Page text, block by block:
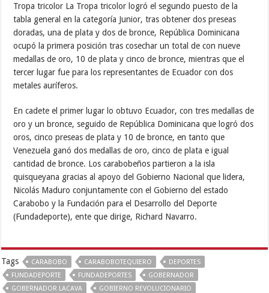
Tropa tricolor La Tropa tricolor logró el segundo puesto de la
tabla general en la categoría Junior, tras obtener dos preseas
doradas, una de plata y dos de bronce, República Dominicana
ocupó la primera posición tras cosechar un total de con nueve
medallas de oro, 10 de plata y cinco de bronce, mientras que el
tercer lugar fue para los representantes de Ecuador con dos
metales auríferos.
En cadete el primer lugar lo obtuvo Ecuador, con tres medallas de
oro y un bronce, seguido de República Dominicana que logró dos
oros, cinco preseas de plata y 10 de bronce, en tanto que
Venezuela ganó dos medallas de oro, cinco de plata e igual
cantidad de bronce. Los carabobeños partieron a la isla
quisqueyana gracias al apoyo del Gobierno Nacional que lidera,
Nicolás Maduro conjuntamente con el Gobierno del estado
Carabobo y la Fundación para el Desarrollo del Deporte
(Fundadeporte), ente que dirige, Richard Navarro.
Tags CARABOBO CARABOBOTEQUIERO
DEPORTES
FUNDADEPORTE
FUNDADEPORTES
GOBERNADOR
GOBERNADOR LACAVA
GOBIERNO REVOLUCIONARIO